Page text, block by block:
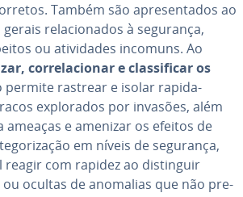
Também são apre­sen­ta­dos ao
re­la­ci­o­na­dos à segurança,
ou ati­vi­da­des incomuns. Ao
cor­re­la­ci­o­nar e clas­si­fi­car os
permite rastrear e isolar ra­pi­da­
ex­plo­ra­dos por invasões, além
e amenizar os efeitos de
em níveis de segurança,
reagir com rapidez ao dis­tin­guir
ou ocultas de anomalias que não pre­